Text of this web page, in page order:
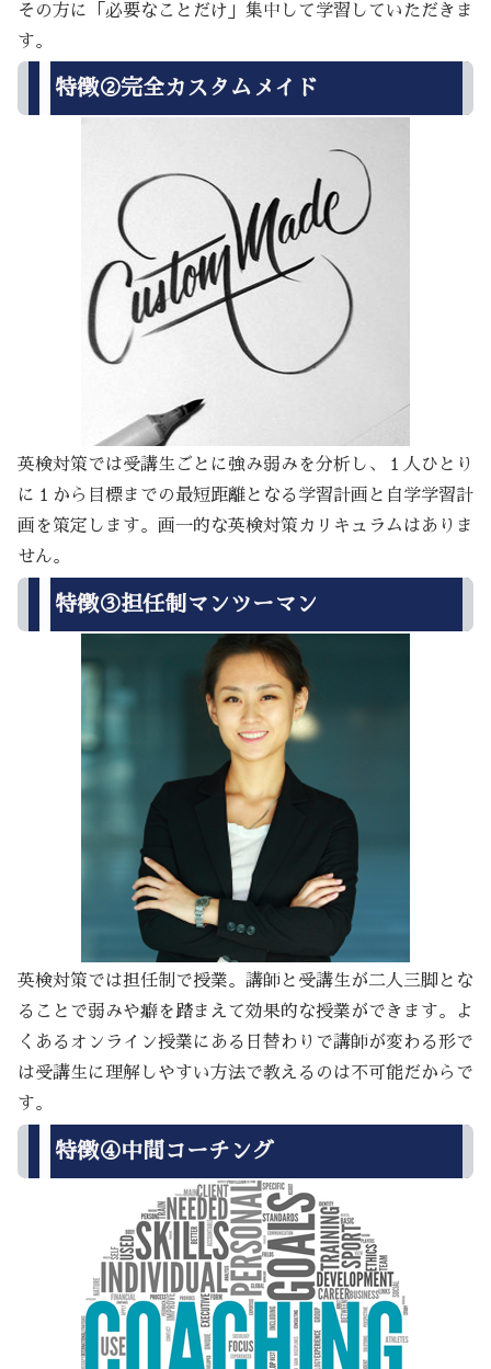
その方に「必要なことだけ」集中して学習していただきま
す。
特徴②完全カスタムメイド
英検対策では受講生ごとに強み弱みを分析し、１人ひとり
に１から目標までの最短距離となる学習計画と自学学習計
画を策定します。画一的な英検対策カリキュラムはありま
せん。
特徴③担任制マンツーマン
英検対策では担任制で授業。講師と受講生が二人三脚とな
ることで弱みや癖を踏まえて効果的な授業ができます。よ
くあるオンライン授業にある日替わりで講師が変わる形で
は受講生に理解しやすい方法で教えるのは不可能だからで
す。
特徴④中間コーチング